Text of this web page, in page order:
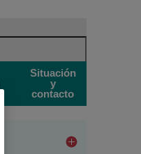
Situación
y
contacto